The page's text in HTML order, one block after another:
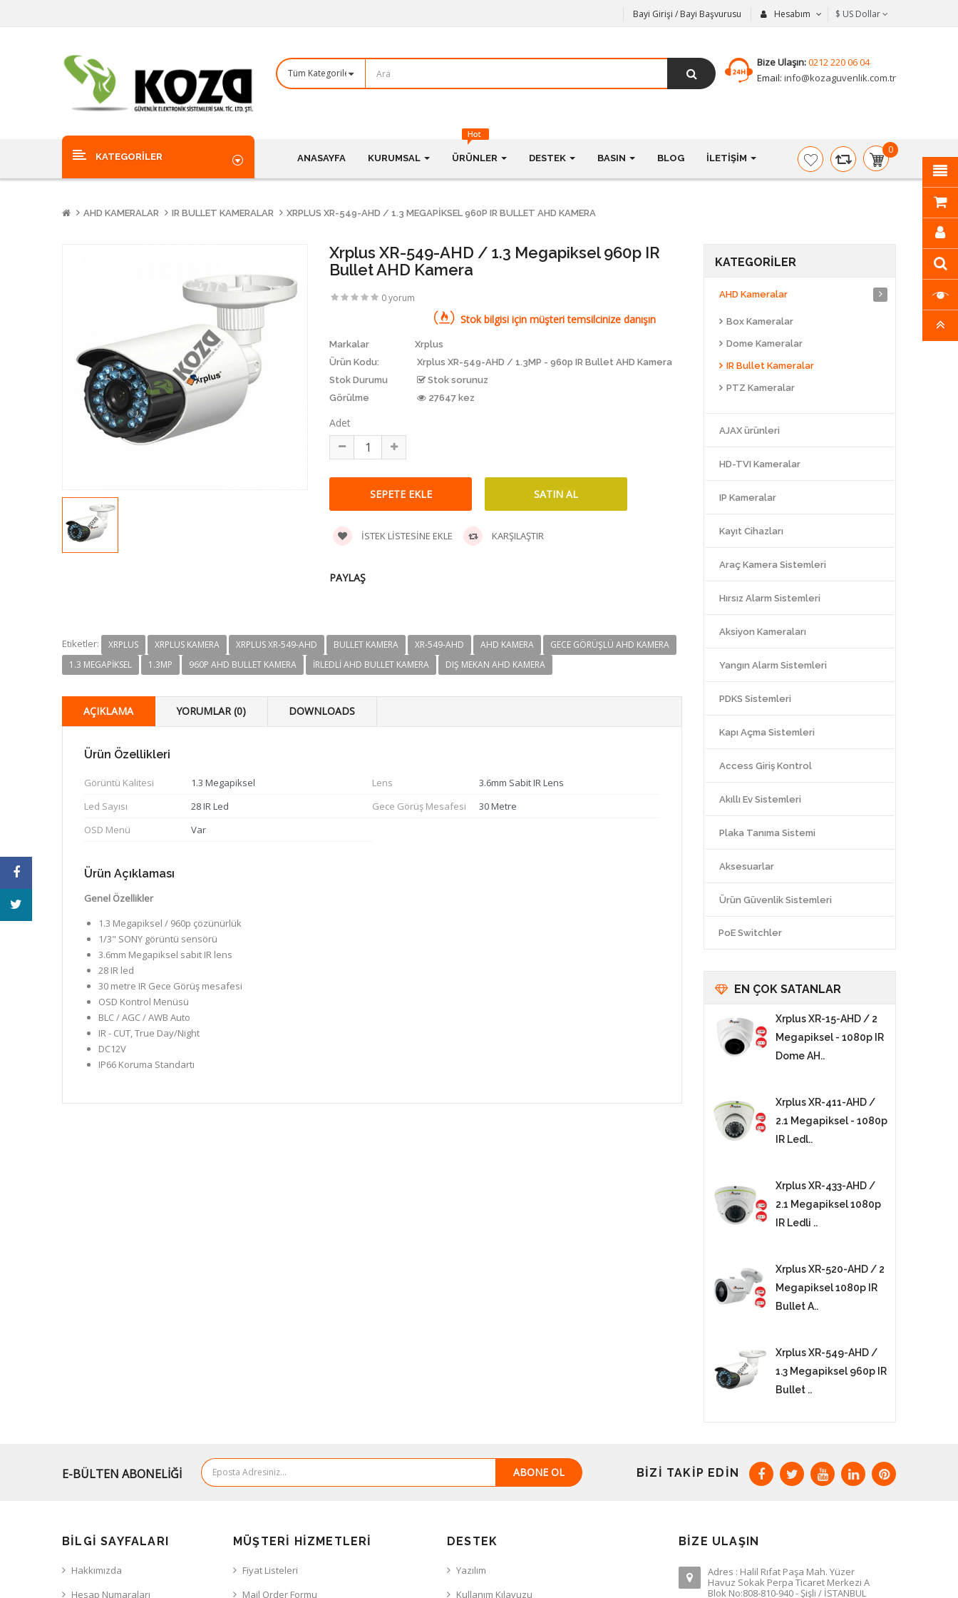
Bayi Girişi / Bayi Başvurusu Hesabım $ US Dollar
Bize Ulaşın:0212 220 06 04
Email: info@kozaguvenlik.com.tr
KATEGORILER ANASAYFA KURUMSAL ÜRÜNLER DESTEK BASIN BLOG İLETIŞIM
0
item(s)
-
AHD KAMERALAR IR BULLET KAMERALAR XRPLUS XR-549-AHD / 1.3 MEGAPIKSEL 960P IR BULLET AHD KAMERA
Xrplus XR-549-AHD / 1.3 Megapiksel 960p IR
Bullet AHD Kamera
0 yorum
Stok bilgisi için müşteri temsilcinize danışın
Markalar
Xrplus
Ürün Kodu:
Xrplus XR-549-AHD / 1.3MP - 960p IR Bullet AHD Kamera
Stok Durumu
Stok sorunuz
Görülme
27647 kez
Adet
İSTEK LISTESINE EKLE KARŞILAŞTIR
PAYLAŞ
Etiketler: XRPLUS XRPLUS KAMERA XRPLUS XR-549-AHD BULLET KAMERA XR-549-AHD AHD KAMERA
GECE GÖRÜŞLÜ AHD KAMERA
1.3 MEGAPIKSEL
1.3MP 960P AHD BULLET KAMERA IRLEDLI AHD BULLET KAMERA DIŞ MEKAN AHD KAMERA
AÇIKLAMA YORUMLAR (0) DOWNLOADS
Ürün Özellikleri
Görüntü Kalitesi 1.3 Megapiksel Lens
3.6mm Sabit IR Lens
Led Sayısı
28 IR Led Gece Görüş Mesafesi
30 Metre
OSD Menü
Var
Ürün Açıklaması
Genel Özellikler
1.3 Megapiksel / 960p çözünürlük
1/3" SONY görüntü sensörü
3.6mm Megapiksel sabit IR lens
28 IR led
30 metre IR Gece Görüş mesafesi
OSD Kontrol Menüsü
BLC / AGC / AWB Auto
IR - CUT, True Day/Night
DC12V
IP66 Koruma Standartı
KATEGORILER
AHD Kameralar
Box Kameralar
Dome Kameralar
IR Bullet Kameralar
PTZ Kameralar
AJAX ürünleri
HD-TVI Kameralar
IP Kameralar
Kayıt Cihazları
Araç Kamera Sistemleri
Hırsız Alarm Sistemleri
Aksiyon Kameraları
Yangın Alarm Sistemleri
PDKS Sistemleri
Kapı Açma Sistemleri
Access Giriş Kontrol
Akıllı Ev Sistemleri
Plaka Tanıma Sistemi
Aksesuarlar
Ürün Güvenlik Sistemleri
PoE Switchler
EN ÇOK SATANLAR
Xrplus XR-15-AHD / 2
Megapiksel - 1080p IR
Dome AH..
Xrplus XR-411-AHD /
2.1 Megapiksel - 1080p
IR Ledl..
Xrplus XR-433-AHD /
2.1 Megapiksel 1080p
IR Ledli ..
Xrplus XR-520-AHD / 2
Megapiksel 1080p IR
Bullet A..
Xrplus XR-549-AHD /
1.3 Megapiksel 960p IR
Bullet ..
E-BÜLTEN ABONELİĞİ ABONE OL BIZI TAKIP EDIN
BILGI SAYFALARI
Hakkımızda
Hesap Numaraları
MÜŞTERI HIZMETLERI
Fiyat Listeleri
Mail Order Formu
DESTEK
Yazılım
Kullanım Kılavuzu
BIZE ULAŞIN
Adres : Halil Rıfat Paşa Mah. Yüzer
Havuz Sokak Perpa Ticaret Merkezi A
Blok No:808-810-940 - Şişli / İSTANBUL